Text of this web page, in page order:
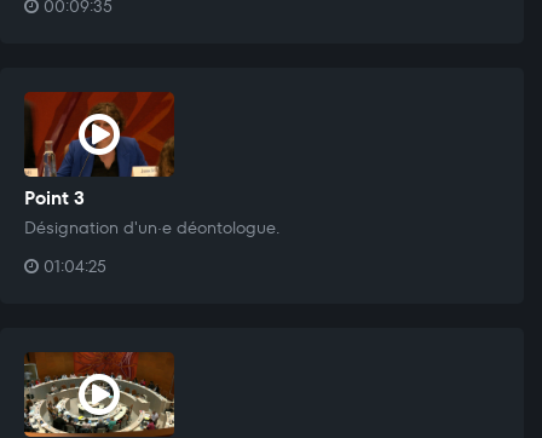
00:09:35
Point 3
Désignation d'un·e déontologue.
01:04:25